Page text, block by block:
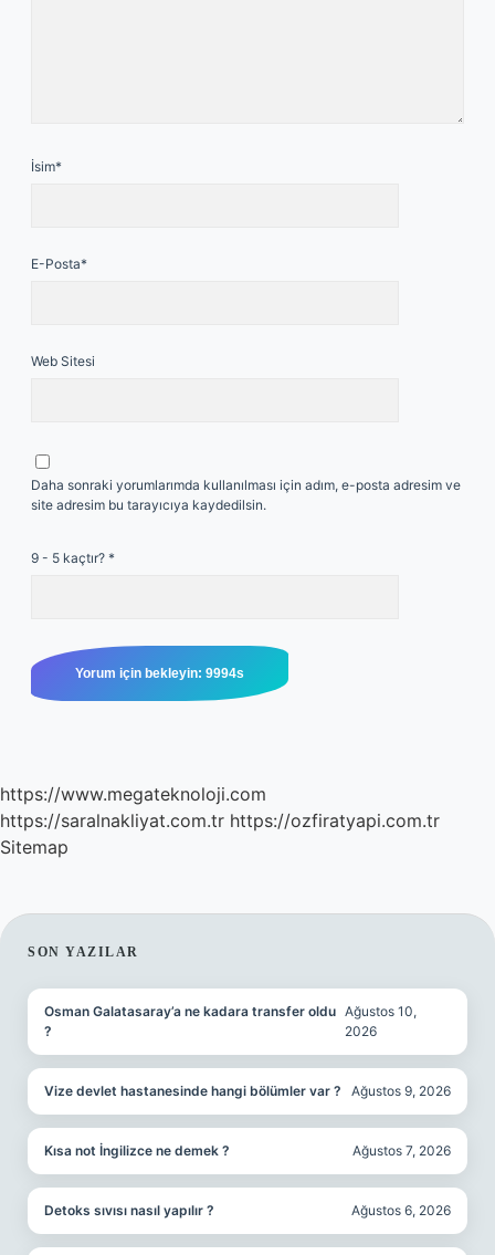
İsim*
E-Posta*
Web Sitesi
Daha sonraki yorumlarımda kullanılması için adım, e-posta adresim ve
site adresim bu tarayıcıya kaydedilsin.
9 - 5 kaçtır? *
https://www.megateknoloji.com
https://saralnakliyat.com.tr https://ozfiratyapi.com.tr
Sitemap
SIDEBAR
SON YAZILAR
Osman Galatasaray’a ne kadara transfer oldu
?
Ağustos 10,
2026
Vize devlet hastanesinde hangi bölümler var ? Ağustos 9, 2026
Kısa not İngilizce ne demek ? Ağustos 7, 2026
Detoks sıvısı nasıl yapılır ? Ağustos 6, 2026